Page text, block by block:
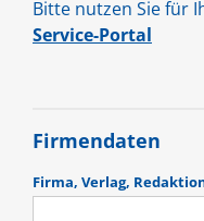
Bitte nutzen Sie für
Service-Portal
Firmendaten
Firma, Verlag,